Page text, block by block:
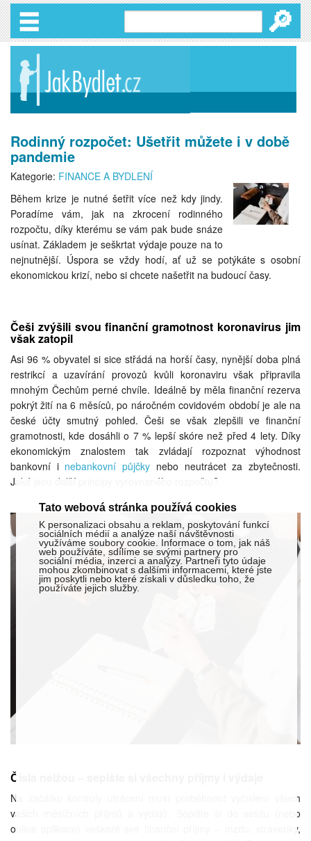
🔎
Rodinný rozpočet: Ušetřit můžete i v době
pandemie
Kategorie: FINANCE A BYDLENÍ
Během krize je nutné šetřit více než kdy jindy.
Poradíme vám, jak na zkrocení rodinného
rozpočtu, díky kterému se vám pak bude snáze
usínat. Základem je seškrtat výdaje pouze na to
nejnutnější. Úspora se vždy hodí, ať už se potýkáte s osobní
ekonomickou krizí, nebo si chcete našetřit na budoucí časy.
Češi zvýšili svou finanční gramotnost koronavirus jim
však zatopil
Asi 96 % obyvatel si sice střádá na horší časy, nynější doba plná
restrikcí a uzavírání provozů kvůli koronaviru však připravila
mnohým Čechům perné chvíle. Ideálně by měla finanční rezerva
pokrýt žití na 6 měsíců, po náročném covidovém období je ale na
české účty smutný pohled. Češi se však zlepšili ve finanční
gramotnosti, kde dosáhli o 7 % lepší skóre než před 4 lety. Díky
ekonomickým znalostem tak zvládají rozpoznat výhodnost
bankovní i nebankovní půjčky nebo neutrácet za zbytečnosti.
Jaké jsou další principy vyrovnaného rozpočtu?
Čísla nelžou – sepište si všechny příjmy i výdaje
Na začátku kontroly utrácení musí proběhnout vyčíslení všech
vašich měsíčních příjmů a výdajů. Sepište si do sešitu (nebo
online aplikace) veškeré své finanční příjmy – mzdu, stravenky,
Tato webová stránka používá cookies
K personalizaci obsahu a reklam, poskytování funkcí
sociálních médií a analýze naší návštěvnosti
využíváme soubory cookie. Informace o tom, jak náš
web používáte, sdílíme se svými partnery pro
sociální média, inzerci a analýzy. Partneři tyto údaje
mohou zkombinovat s dalšími informacemi, které jste
jim poskytli nebo které získali v důsledku toho, že
používáte jejich služby.